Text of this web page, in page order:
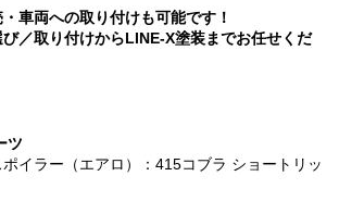
車両への取り付けも可能です！
／取り付けからLINE-X塗装までお任せくだ
ツ
ポイラー（エアロ）：415コブラ ショートリッ